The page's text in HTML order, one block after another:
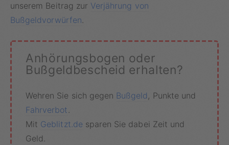
unserem Beitrag zur Verjährung von
Bußgeldvorwürfen.
Anhörungsbogen oder
Bußgeldbescheid erhalten?
Wehren Sie sich gegen Bußgeld , Punkte und
Fahrverbot.
Mit Geblitzt.de sparen Sie dabei Zeit und
Geld.